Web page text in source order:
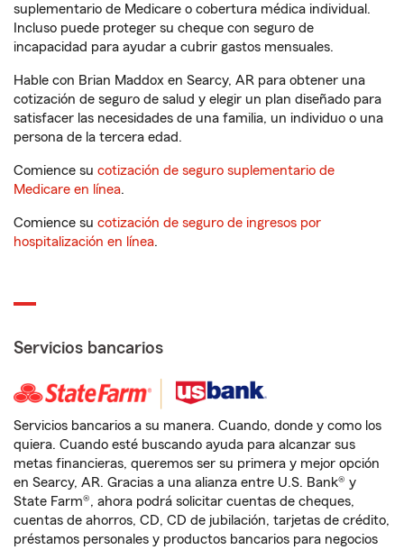
suplementario de Medicare o cobertura médica individual.
Incluso puede proteger su cheque con seguro de
incapacidad para ayudar a cubrir gastos mensuales.
Hable con Brian Maddox en Searcy, AR para obtener una
cotización de seguro de salud y elegir un plan diseñado para
satisfacer las necesidades de una familia, un individuo o una
persona de la tercera edad.
Comience su cotización de seguro suplementario de
Medicare en línea.
Comience su cotización de seguro de ingresos por
hospitalización en línea.
Servicios bancarios
Servicios bancarios a su manera. Cuando, donde y como los
quiera. Cuando esté buscando ayuda para alcanzar sus
metas financieras, queremos ser su primera y mejor opción
en Searcy, AR. Gracias a una alianza entre U.S. Bank® y
State Farm®, ahora podrá solicitar cuentas de cheques,
cuentas de ahorros, CD, CD de jubilación, tarjetas de crédito,
préstamos personales y productos bancarios para negocios